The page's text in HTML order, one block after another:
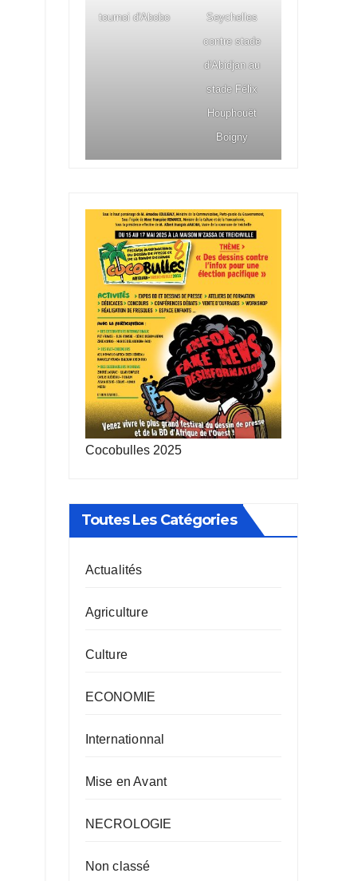
tournoi d'Abobo
Seychelles
contre stade
d'Abidjan au
stade Félix
Houphouët
Boigny
Cocobulles 2025
Toutes Les Catégories
Actualités
Agriculture
Culture
ECONOMIE
Internationnal
Mise en Avant
NECROLOGIE
Non classé